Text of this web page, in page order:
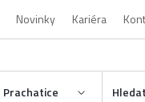
Novinky Kariéra
Prachatice